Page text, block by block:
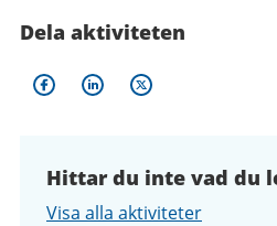
Dela aktiviteten
Hittar du inte vad du
Visa alla aktiviteter